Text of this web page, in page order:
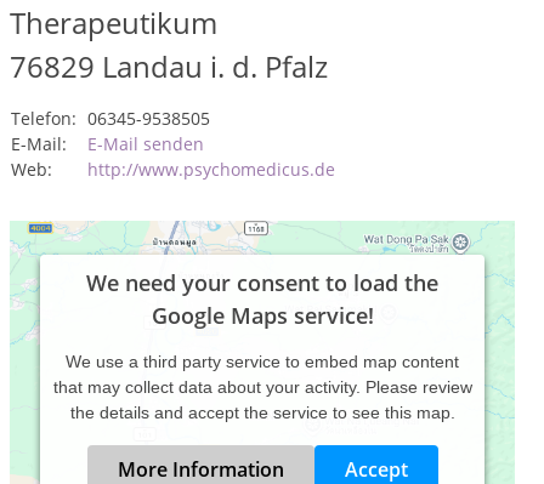
Therapeutikum
76829 Landau i. d. Pfalz
Telefon: 06345-9538505
E-Mail:
E-Mail senden
Web:
http://www.psychomedicus.de
We need your consent to load the
Google Maps service!
We use a third party service to embed map content
that may collect data about your activity. Please review
the details and accept the service to see this map.
More Information Accept